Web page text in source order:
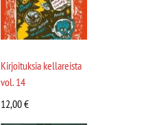
Kirjoituksia kellareista
vol. 14
12,00€